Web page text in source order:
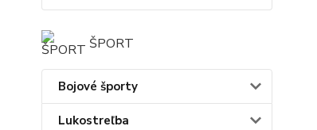
ŠPORT
Bojové športy
Lukostreľba